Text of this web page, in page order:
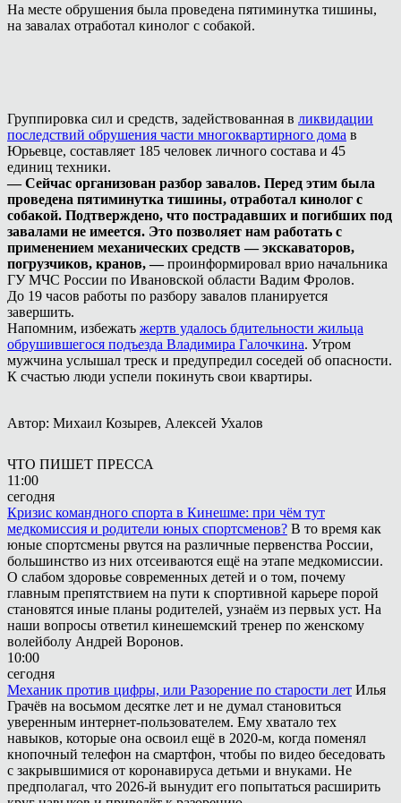
На месте обрушения была проведена пятиминутка тишины,
на завалах отработал кинолог с собакой.
Группировка сил и средств, задействованная в ликвидации
последствий обрушения части многоквартирного дома в
Юрьевце, составляет 185 человек личного состава и 45
единиц техники.
— Сейчас организован разбор завалов. Перед этим была
проведена пятиминутка тишины, отработал кинолог с
собакой. Подтверждено, что пострадавших и погибших под
завалами не имеется. Это позволяет нам работать с
применением механических средств — экскаваторов,
погрузчиков, кранов, —проинформировал врио начальника
ГУ МЧС России по Ивановской области Вадим Фролов.
До 19 часов работы по разбору завалов планируется
завершить.
Напомним, избежать жертв удалось бдительности жильца
обрушившегося подъезда Владимира Галочкина. Утром
мужчина услышал треск и предупредил соседей об опасности.
К счастью люди успели покинуть свои квартиры.
Автор: Михаил Козырев, Алексей Ухалов
ЧТО ПИШЕТ ПРЕССА
11:00
сегодня
Кризис командного спорта в Кинешме: при чём тут
медкомиссия и родители юных спортсменов? В то время как
юные спортсмены рвутся на различные первенства России,
большинство из них отсеиваются ещё на этапе медкомиссии.
О слабом здоровье современных детей и о том, почему
главным препятствием на пути к спортивной карьере порой
становятся иные планы родителей, узнаём из первых уст. На
наши вопросы ответил кинешемский тренер по женскому
волейболу Андрей Воронов.
10:00
сегодня
Механик против цифры, или Разорение по старости лет Илья
Грачёв на восьмом десятке лет и не думал становиться
уверенным интернет-пользователем. Ему хватало тех
навыков, которые она освоил ещё в 2020-м, когда поменял
кнопочный телефон на смартфон, чтобы по видео беседовать
с закрывшимися от коронавируса детьми и внуками. Не
предполагал, что 2026-й вынудит его попытаться расширить